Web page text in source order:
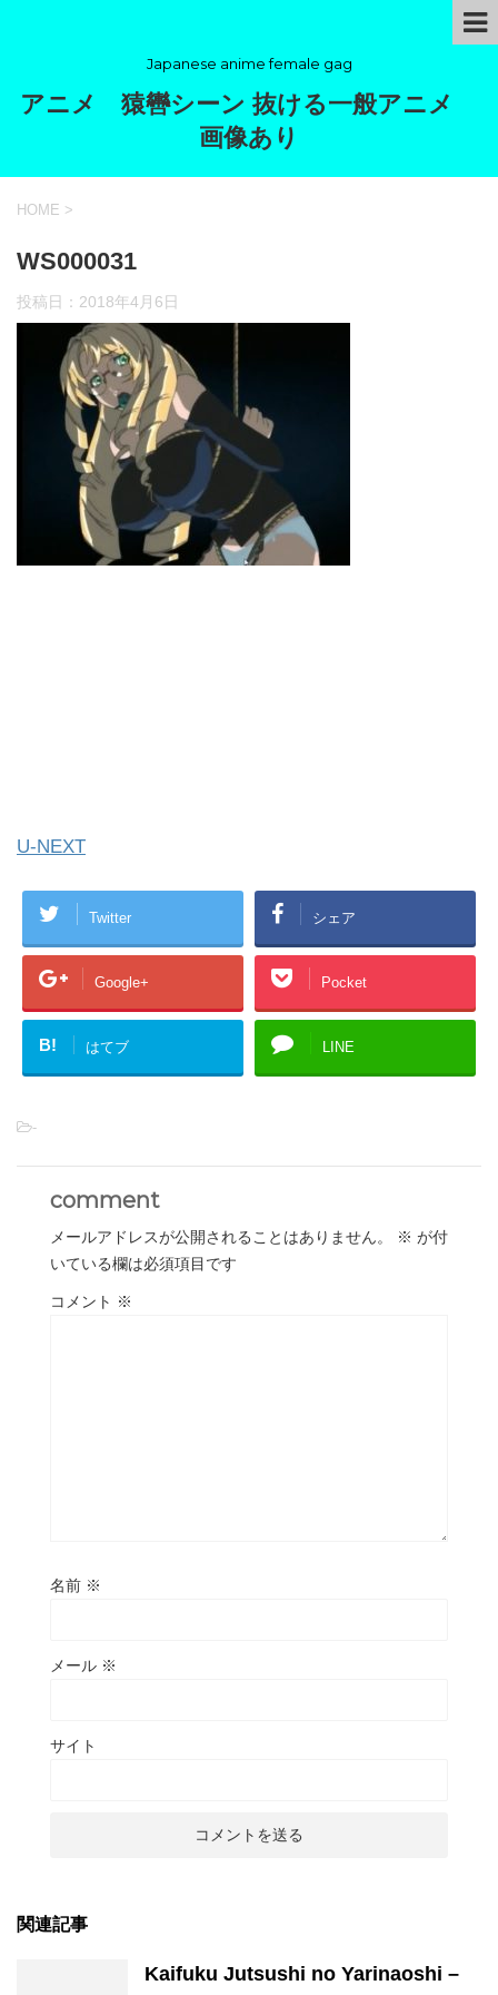
Japanese anime female gag
アニメ 猿轡シーン 抜ける一般アニメ
画像あり
HOME >
WS000031
投稿日： 2018年4月6日
U-NEXT
Twitter シェア
Google+ Pocket
B! はてブ LINE
-
comment
メールアドレスが公開されることはありません。 ※ が付
いている欄は必須項目です
コメント ※
名前 ※
メール ※
サイト
関連記事
Kaifuku Jutsushi no Yarinaoshi –